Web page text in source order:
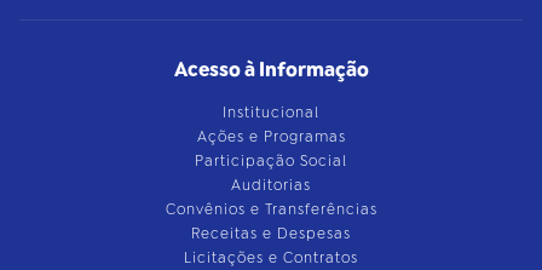
Acesso à Informação
Institucional
Ações e Programas
Participação Social
Auditorias
Convênios e Transferências
Receitas e Despesas
Licitações e Contratos